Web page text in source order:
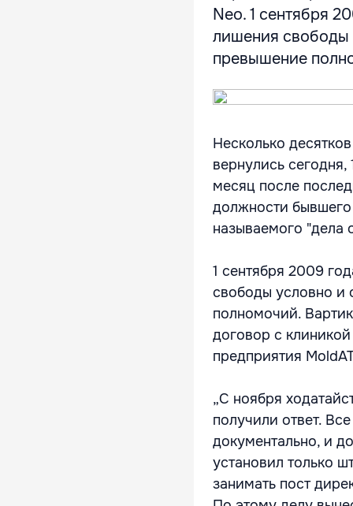
Neo. 1 сентября
лишения свободы
превышение
Несколько
вернулись
месяц после
должности
называемого "дела
1 сентября 2009
свободы условно и
полномочий.
договор с
предприятия
„С ноября
получили ответ.
документально, и
установил только
занимать пост